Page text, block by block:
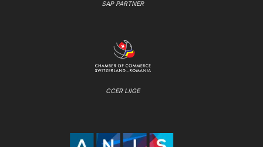
SAP PARTNER
CCER LIIGE